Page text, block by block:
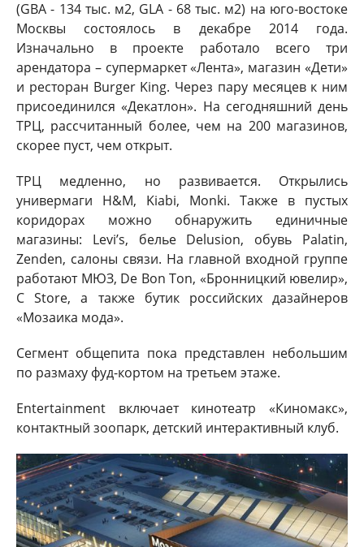
(GBA - 134 тыс. м2, GLA - 68 тыс. м2) на юго-востоке
Москвы состоялось в декабре 2014 года.
Изначально в проекте работало всего три
арендатора – супермаркет «Лента», магазин «Дети»
и ресторан Burger King. Через пару месяцев к ним
присоединился «Декатлон». На сегодняшний день
ТРЦ, рассчитанный более, чем на 200 магазинов,
скорее пуст, чем открыт.
ТРЦ медленно, но развивается. Открылись
универмаги H&M, Kiabi, Monki. Также в пустых
коридорах можно обнаружить единичные
магазины: Levi’s, белье Delusion, обувь Palatin,
Zenden, салоны связи. На главной входной группе
работают МЮЗ, De Bon Ton, «Бронницкий ювелир»,
C Store, а также бутик российских дазайнеров
«Мозаика мода».
Сегмент общепита пока представлен небольшим
по размаху фуд-кортом на третьем этаже.
Entertainment включает кинотеатр «Киномакс»,
контактный зоопарк, детский интерактивный клуб.